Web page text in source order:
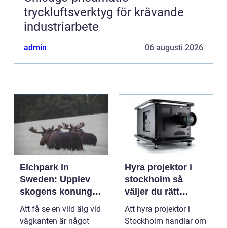
tryckluftsverktyg för krävande
industriarbete
admin 06 augusti 2026
Elchpark in
Sweden: Upplev
skogens konung
på nära håll
Att få se en vild älg vid
vägkanten är något
Hyra projektor i
stockholm så
väljer du rätt
lösning för ditt
event
Att hyra projektor i
Stockholm handlar om